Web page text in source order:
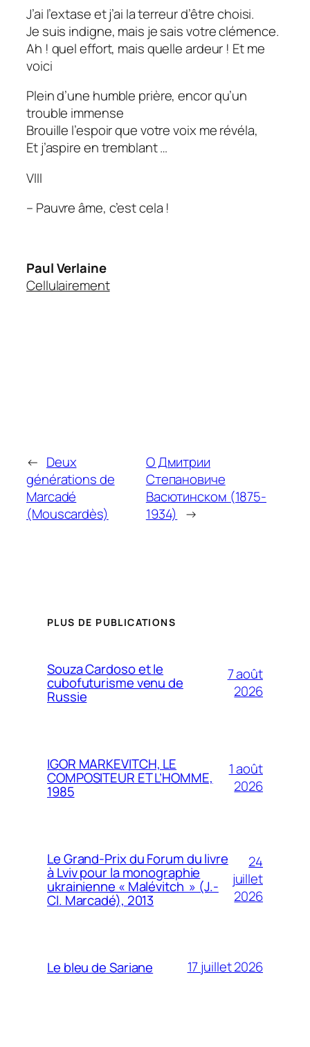
J’ai l’extase et j’ai la terreur d’être choisi.
Je suis indigne, mais je sais votre clémence.
Ah ! quel effort, mais quelle ardeur ! Et me
voici
Plein d’une humble prière, encor qu’un
trouble immense
Brouille l’espoir que votre voix me révéla,
Et j’aspire en tremblant …
VIII
– Pauvre âme, c’est cela !
Paul Verlaine
Cellulairement
← Deux
générations de
Marcadé
(Mouscardès)
О Дмитрии
Степановиче
Васютинском (1875-
1934) →
PLUS DE PUBLICATIONS
Souza Cardoso et le
cubofuturisme venu de
Russie
7 août
2026
IGOR MARKEVITCH, LE
COMPOSITEUR ET L’HOMME,
1985
1 août
2026
Le Grand-Prix du Forum du livre
à Lviv pour la monographie
ukrainienne « Malévitch » (J.-
Cl. Marcadé), 2013
24
juillet
2026
Le bleu de Sariane 17 juillet 2026